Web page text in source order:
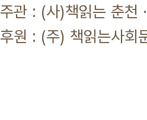
주관 : (사)책읽는 춘천
후원 : (주) 책읽는사회